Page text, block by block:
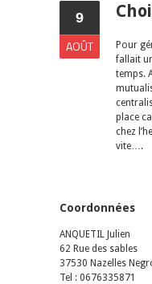
9
AOÛT
Pour
fallait
temps.
place
chez
vite….
Coordonnées
ANQUETIL Julien
62 Rue des sables
37530 Nazelles
Tel : 0676335871